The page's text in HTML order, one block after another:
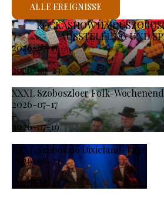
KOCKASHOW
AUSSTELLUNG UND
2026-07-11
-
2026-08-23
XXXI. Szoboszloer Folk-
2026-07-17
-
2026-07-19
XXXI. Szoboszló Dixieland-Tage
2026-08-21
-
2026-08-23
ALLE EREIGNISSE